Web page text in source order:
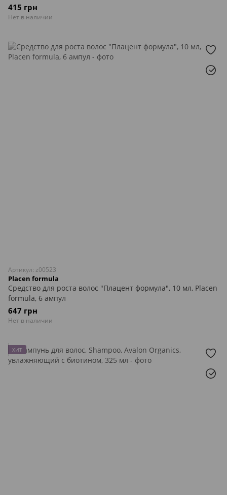
415 грн
Нет в наличии
Артикул: z00523
Placen formula
Средство для роста волос "Плацент формула", 10 мл, Placen
formula, 6 ампул
647 грн
Нет в наличии
ХИТ